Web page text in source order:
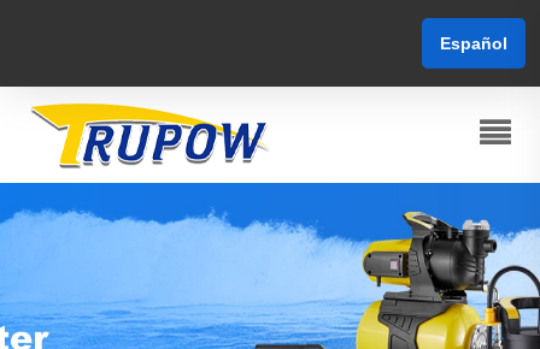
Español